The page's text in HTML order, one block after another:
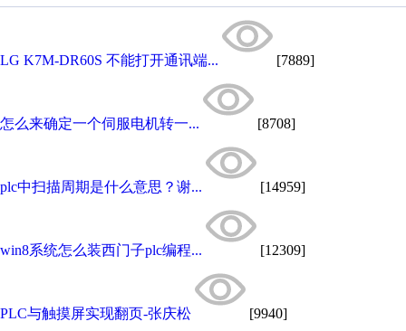
LG K7M-DR60S 不能打开通讯端... [7889]
怎么来确定一个伺服电机转一... [8708]
plc中扫描周期是什么意思？谢... [14959]
win8系统怎么装西门子plc编程... [12309]
PLC与触摸屏实现翻页-张庆松 [9940]